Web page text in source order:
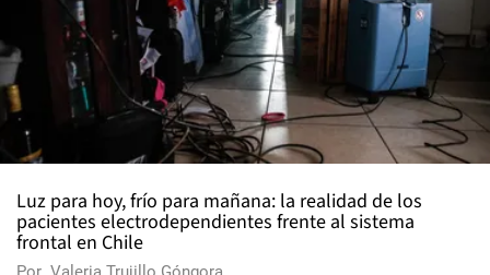
Luz para hoy, frío para mañana: la realidad de los
pacientes electrodependientes frente al sistema
frontal en Chile